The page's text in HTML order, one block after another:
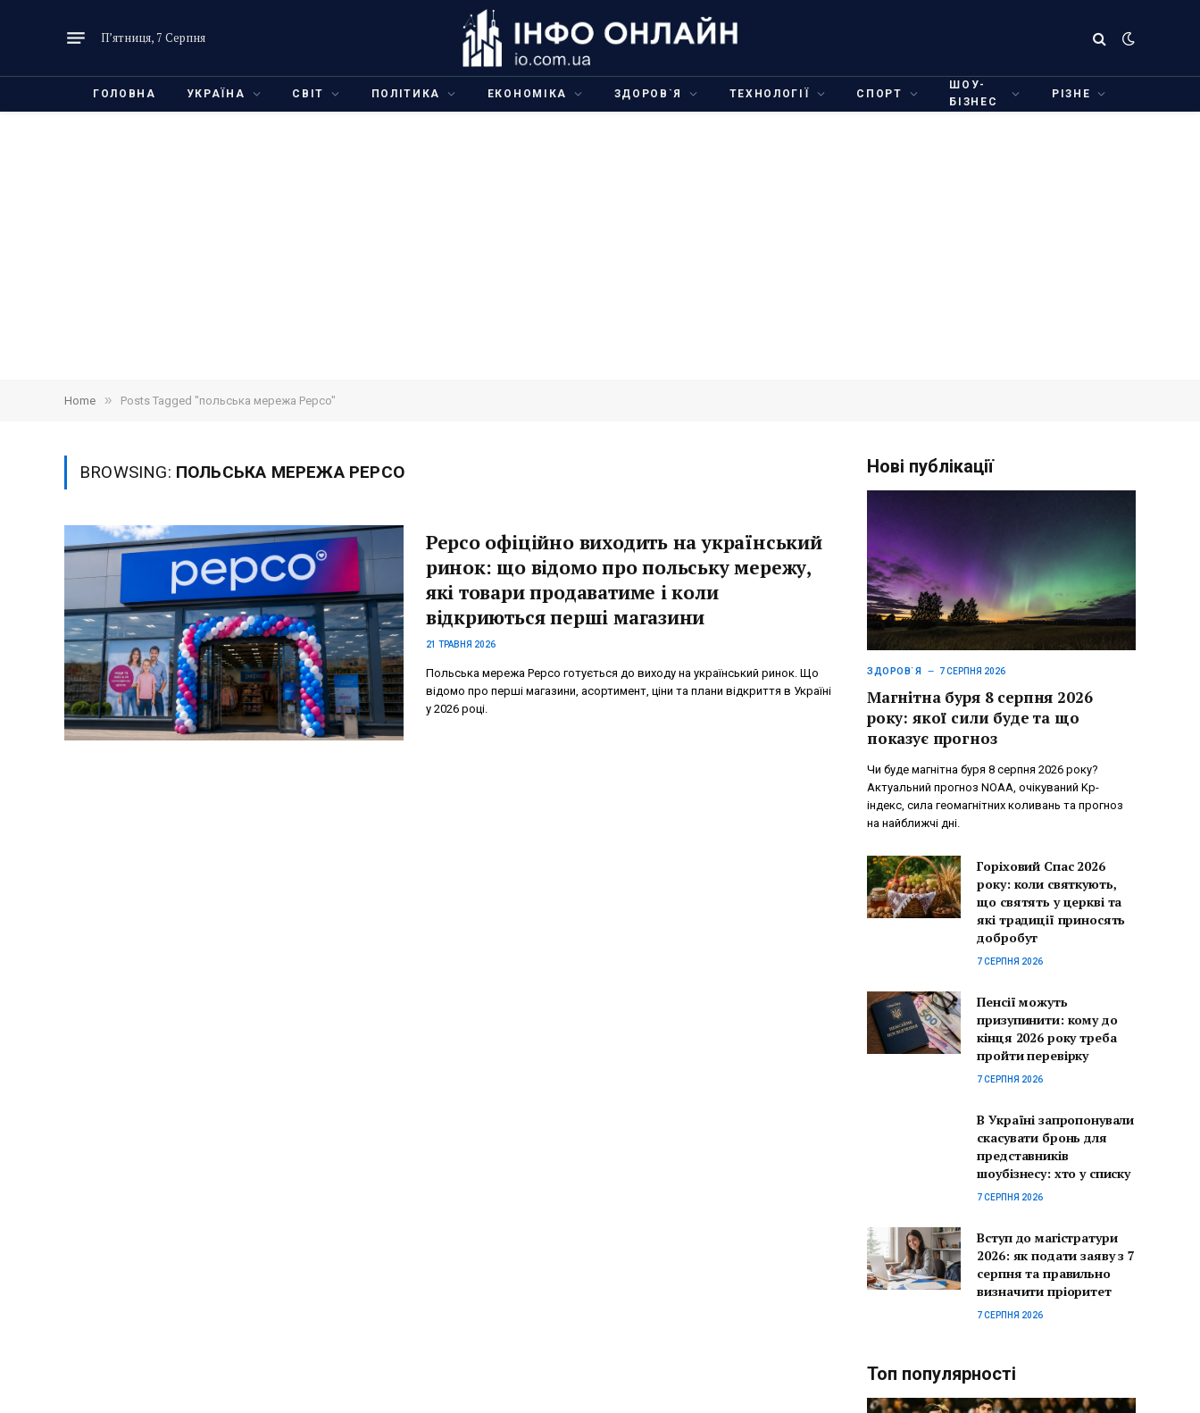
П’ятниця, 7 Серпня
ГОЛОВНА УКРАЇНА СВІТ ПОЛІТИКА ЕКОНОМІКА ЗДОРОВ`Я ТЕХНОЛОГІЇ СПОРТ
ШОУ-
БІЗНЕС
РІЗНЕ
Home » Posts Tagged "польська мережа Pepco"
BROWSING: ПОЛЬСЬКА МЕРЕЖА PEPCO
Pepco офіційно виходить на український
ринок: що відомо про польську мережу,
які товари продаватиме і коли
відкриються перші магазини
21 ТРАВНЯ 2026
Польська мережа Pepco готується до виходу на український ринок. Що
відомо про перші магазини, асортимент, ціни та плани відкриття в Україні
у 2026 році.
Нові публікації
ЗДОРОВ`Я 7 СЕРПНЯ 2026
Магнітна буря 8 серпня 2026
року: якої сили буде та що
показує прогноз
Чи буде магнітна буря 8 серпня 2026 року?
Актуальний прогноз NOAA, очікуваний Kp-
індекс, сила геомагнітних коливань та прогноз
на найближчі дні.
Горіховий Спас 2026
року: коли святкують,
що святять у церкві та
які традиції приносять
добробут
7 СЕРПНЯ 2026
Пенсії можуть
призупинити: кому до
кінця 2026 року треба
пройти перевірку
7 СЕРПНЯ 2026
В Україні запропонували
скасувати бронь для
представників
шоубізнесу: хто у списку
7 СЕРПНЯ 2026
Вступ до магістратури
2026: як подати заяву з 7
серпня та правильно
визначити пріоритет
7 СЕРПНЯ 2026
Топ популярності